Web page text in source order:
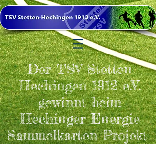
Der TSV Stetten
Hechingen 1912 e.V.
gewinnt beim
Hechinger Energie
Sammelkarten Projekt